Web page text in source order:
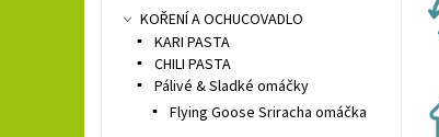
KOŘENÍ A OCHUCOVADLO
KARI PASTA
CHILI PASTA
Pálivé & Sladké omáčky
Flying Goose Sriracha omáčka